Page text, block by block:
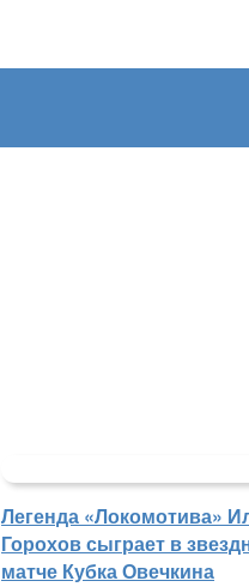
Легенда «Локомотива»
Горохов сыграет в
матче Кубка Овечкина